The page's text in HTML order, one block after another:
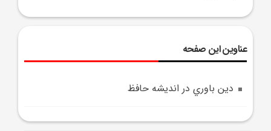
عناوین این صفحه
دين باوري در انديشه حافظ